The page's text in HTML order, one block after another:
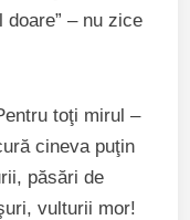
– nu zice
toţi mirul –
cineva puţin
păsări de
vulturii mor!